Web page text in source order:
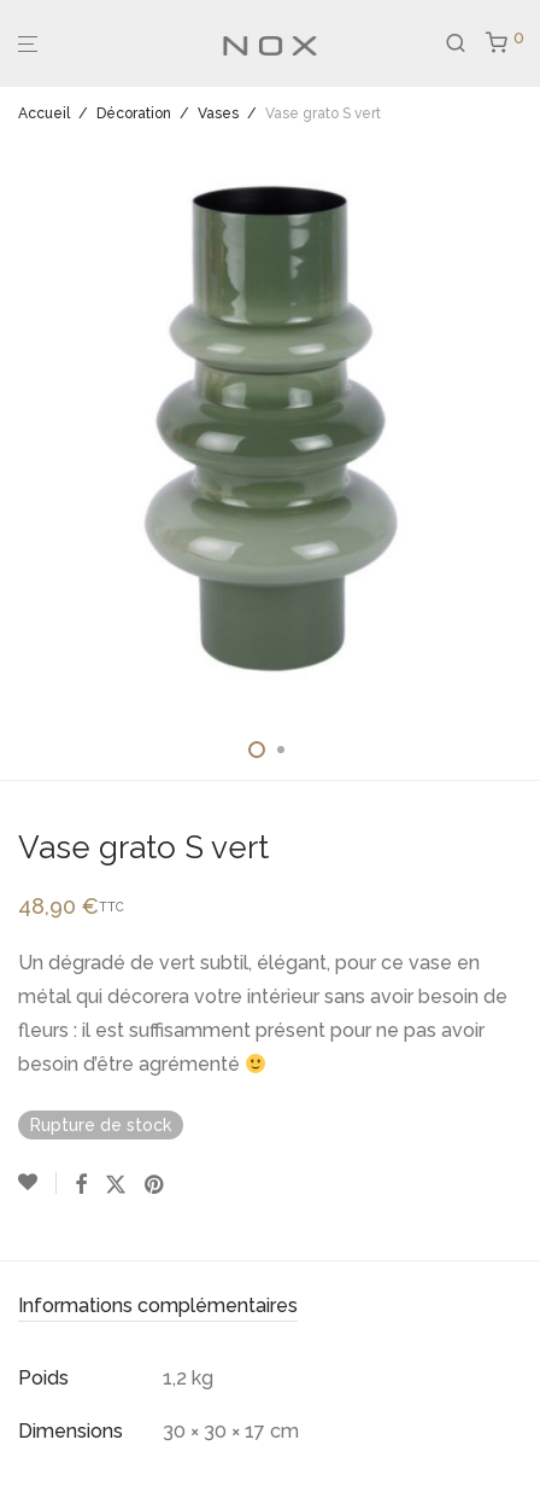
0
Accueil / Décoration / Vases / Vase grato S vert
Vase grato S vert
48,90 €TTC
Un dégradé de vert subtil, élégant, pour ce vase en
métal qui décorera votre intérieur sans avoir besoin de
fleurs : il est suffisamment présent pour ne pas avoir
besoin d’être agrémenté
Rupture de stock
Informations complémentaires
Poids 1,2 kg
Dimensions 30 × 30 × 17 cm